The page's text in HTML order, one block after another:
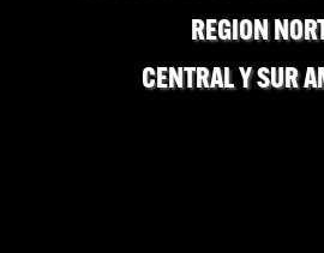
REGION
CENTRAL Y SUR